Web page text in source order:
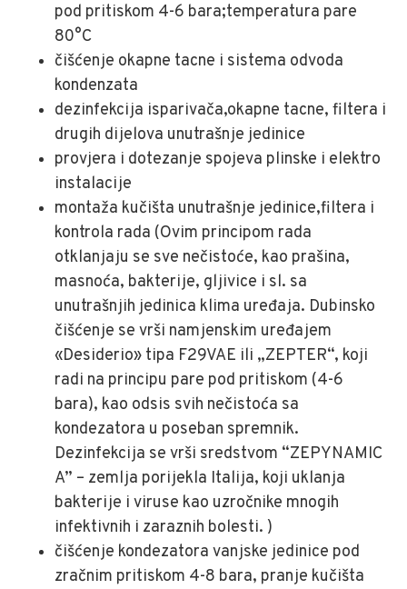
pod pritiskom 4-6 bara;temperatura pare
80°C
čišćenje okapne tacne i sistema odvoda
kondenzata
dezinfekcija isparivača,okapne tacne, filtera i
drugih dijelova unutrašnje jedinice
provjera i dotezanje spojeva plinske i elektro
instalacije
montaža kučišta unutrašnje jedinice,filtera i
kontrola rada (Ovim principom rada
otklanjaju se sve nečistoće, kao prašina,
masnoća, bakterije, gljivice i sl. sa
unutrašnjih jedinica klima uređaja. Dubinsko
čišćenje se vrši namjenskim uređajem
«Desiderio» tipa F29VAE ili „ZEPTER“, koji
radi na principu pare pod pritiskom (4-6
bara), kao odsis svih nečistoća sa
kondezatora u poseban spremnik.
Dezinfekcija se vrši sredstvom “ZEPYNAMIC
A” – zemlja porijekla Italija, koji uklanja
bakterije i viruse kao uzročnike mnogih
infektivnih i zaraznih bolesti. )
čišćenje kondezatora vanjske jedinice pod
zračnim pritiskom 4-8 bara, pranje kučišta